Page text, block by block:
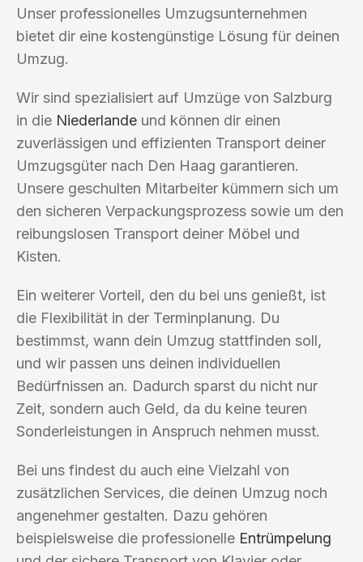
Unser professionelles Umzugsunternehmen
bietet dir eine kostengünstige Lösung für deinen
Umzug.
Wir sind spezialisiert auf Umzüge von Salzburg
in die Niederlande und können dir einen
zuverlässigen und effizienten Transport deiner
Umzugsgüter nach Den Haag garantieren.
Unsere geschulten Mitarbeiter kümmern sich um
den sicheren Verpackungsprozess sowie um den
reibungslosen Transport deiner Möbel und
Kisten.
Ein weiterer Vorteil, den du bei uns genießt, ist
die Flexibilität in der Terminplanung. Du
bestimmst, wann dein Umzug stattfinden soll,
und wir passen uns deinen individuellen
Bedürfnissen an. Dadurch sparst du nicht nur
Zeit, sondern auch Geld, da du keine teuren
Sonderleistungen in Anspruch nehmen musst.
Bei uns findest du auch eine Vielzahl von
zusätzlichen Services, die deinen Umzug noch
angenehmer gestalten. Dazu gehören
beispielsweise die professionelle Entrümpelung